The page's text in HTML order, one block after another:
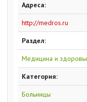
Адреса:
http://medros.ru
Раздел:
Медицина и
Категория:
Больницы